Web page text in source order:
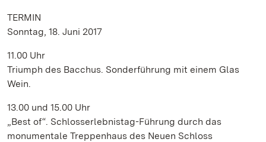
TERMIN
Sonntag, 18. Juni 2017
11.00 Uhr
Triumph des Bacchus. Sonderführung mit einem Glas
Wein.
13.00 und 15.00 Uhr
„Best of“. Schlosserlebnistag-Führung durch das
monumentale Treppenhaus des Neuen Schloss